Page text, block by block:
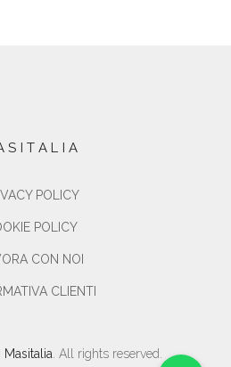
POLICY
POLICY
CON NOI
CLIENTI
Masitalia . All rights reserved.